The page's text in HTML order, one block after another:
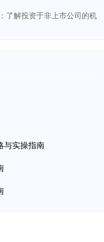
了解投资于非上市公司的机
与实操指南